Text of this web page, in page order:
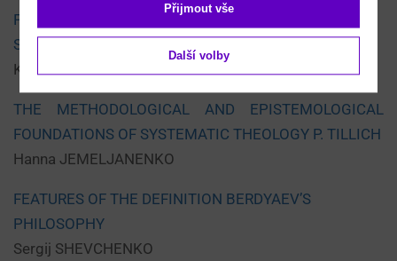
PROBLEM OF HISTORICAL AND PHILOSOPHICAL
STUDIES OF POSTMODERN THINKING
Kostyantyn RAIDA
THE METHODOLOGICAL AND EPISTEMOLOGICAL
FOUNDATIONS OF SYSTEMATIC THEOLOGY P. TILLICH
Hanna JEMELJANENKO
FEATURES OF THE DEFINITION BERDYAEV’S
PHILOSOPHY
Sergij SHEVCHENKO
Přijmout vše
Další volby